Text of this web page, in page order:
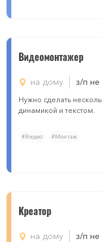
Видеомонтажер
на дому з/п не
Нужно сделать
динамикой и текстом.
#Видео #Монтаж
Креатор
на дому з/п не